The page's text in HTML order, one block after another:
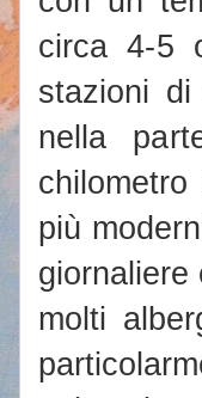
circa 4-5
stazioni
nella
più
molti